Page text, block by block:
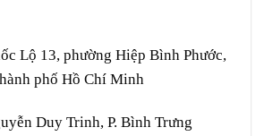
Lộ 13, phường Hiệp Bình Phước,
phố Hồ Chí Minh
Duy Trinh, P. Bình Trưng